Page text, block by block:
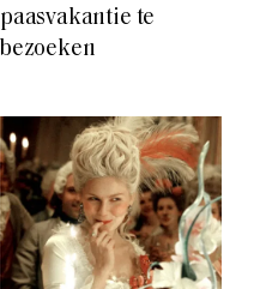
paasvakantie te
bezoeken